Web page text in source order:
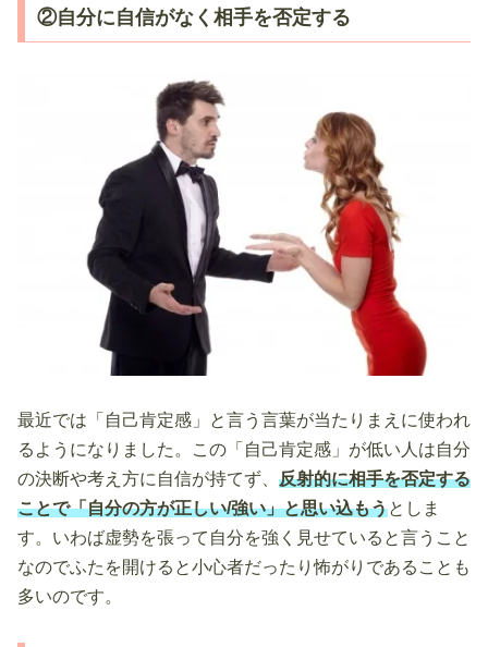
②自分に自信がなく相手を否定する
最近では「自己肯定感」と言う言葉が当たりまえに使われ
るようになりました。この「自己肯定感」が低い人は自分
の決断や考え方に自信が持てず、 反射的に相手を否定する
ことで「自分の方が正しい/強い」と思い込もうとしま
す。いわば虚勢を張って自分を強く見せていると言うこと
なのでふたを開けると小心者だったり怖がりであることも
多いのです。